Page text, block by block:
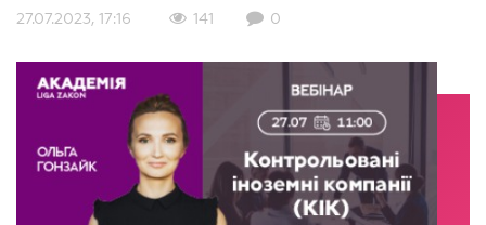
27.07.2023, 17:16 141 0